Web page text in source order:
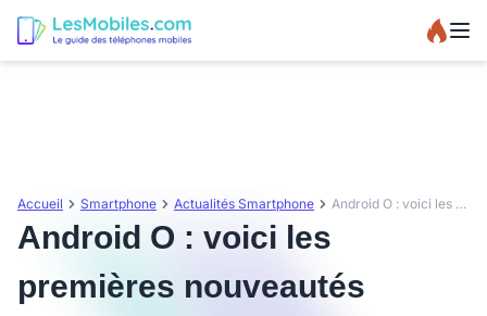
Accueil Smartphone Actualités Smartphone Android O : voici les premières nouveautés dévoilées par Google
Android O : voici les
premières nouveautés